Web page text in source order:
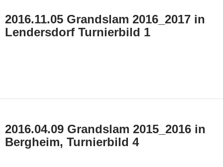
2016.11.05 Grandslam 2016_2017 in
Lendersdorf Turnierbild 1
2016.04.09 Grandslam 2015_2016 in
Bergheim, Turnierbild 4